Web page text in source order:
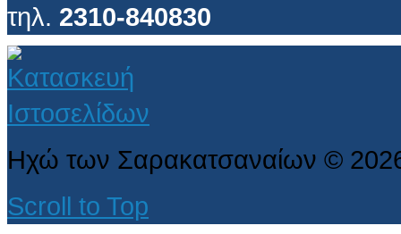
τηλ. 2310-840830
Ηχώ των Σαρακατσαναίων ©
Scroll to Top